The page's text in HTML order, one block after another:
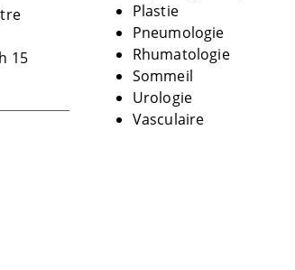
15
Plastie
Pneumologie
Rhumatologie
Sommeil
Urologie
Vasculaire